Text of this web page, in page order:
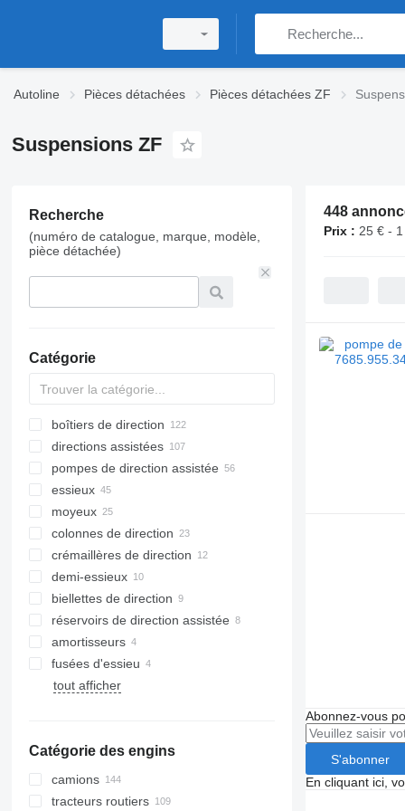
Autoline Pièces détachées Pièces détachées ZF
Suspensions ZF
Recherche
(numéro de catalogue, marque, modèle,
pièce détachée)
Catégorie
boîtiers de direction
directions assistées
pompes de direction assistée
essieux
moyeux
colonnes de direction
crémaillères de direction
demi-essieux
biellettes de direction
réservoirs de direction assistée
amortisseurs
fusées d'essieu
tout afficher
Catégorie des engins
camions
tracteurs routiers
448
Prix : 25 € -
Abonnez-vous
S'abonner
En cliquant ici,